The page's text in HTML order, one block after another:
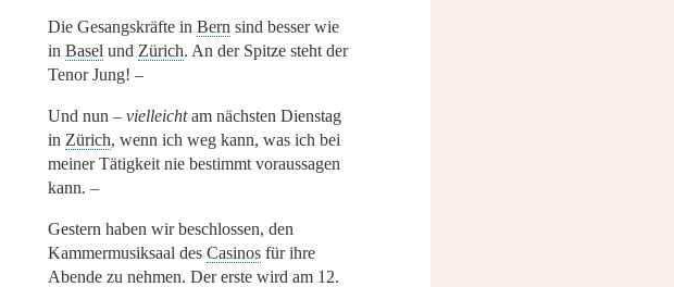
Die Gesangskräfte in Bern sind besser wie
in Basel und Zürich. An der Spitze steht der
Tenor Jung! –
Und nun – vielleichtam nächsten Dienstag
in Zürich, wenn ich weg kann, was ich bei
meiner Tätigkeit nie bestimmt voraussagen
kann. –
Gestern haben wir beschlossen, den
Kammermusiksaal des Casinos für ihre
Abende zu nehmen. Der erste wird am 12.